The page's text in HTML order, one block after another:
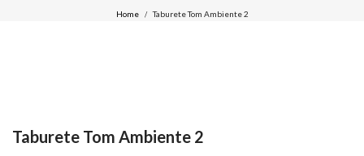
Home / Taburete Tom Ambiente 2
Taburete Tom Ambiente 2